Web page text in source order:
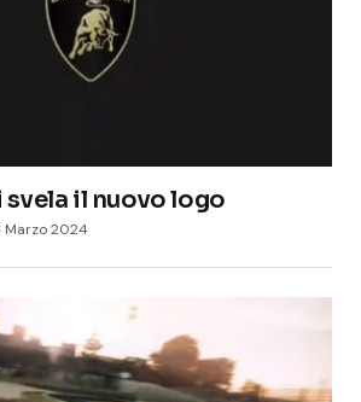
il nuovo logo
Marzo 2024